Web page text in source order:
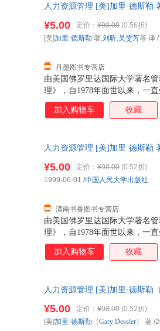
人力资源管理 [美]加里·德斯勒
由美国佛罗里达国际大学著名
理》，自1978年面世以来，一
在世界教育图书出版商，
列前茅。由中国人民大学出版
¥5.00 定价： ¥90.00 (0.56折)
丹墨图书专营店
[美]加里·德斯勒 著,刘昕,吴雯芳等 译
加入购物车 收藏
人力资源管理 [美]加里·德斯勒
由美国佛罗里达国际大学著名
理》，自1978年面世以来，一
在世界最大的教育图书出版商
上，该书一直名列前茅。由中
以“人高于一切”的价值观为基
门的事。凡是管理者都需要在
底。（2）赢得雇员的献身精神
¥5.00 定价： ¥98.00 (0.52折)
潢南书香图书专营店
1999-06-01 /中国人民大学出版社
加入购物车 收藏
人力资源管理 [美]加里·德斯勒
¥5.00 定价： ¥98.00 (0.52折)
[美]加里·德斯勒 （Gary Dessler） 著 /